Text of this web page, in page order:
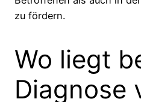
zu fördern.
Wo liegt
Diagnose